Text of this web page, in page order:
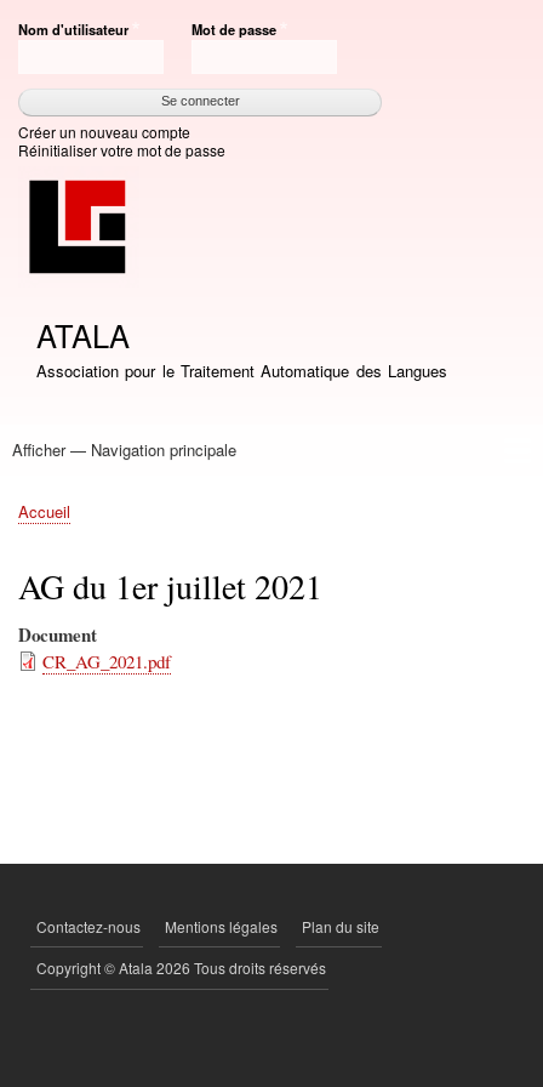
au
principal
Nom d'utilisateur Mot de passe
Créer un nouveau compte
Réinitialiser votre mot de passe
ATALA
Association pour le Traitement Automatique des Langues
Navigation
Afficher — Navigation principale
Accueil
Association
Bourses
Adhésion
Revue TAL
Liste LN
Conférence TALN
Conférences
Prix de thèse
Prix TALN-RECITAL
Annuaires
Journées
Offres d'emploi
Fil
Accueil
AG du 1er juillet 2021
Document
CR_AG_2021.pdf
PIED
DE
PAGE
Contactez-nous Mentions légales Plan du site
Copyright © Atala 2026 Tous droits réservés